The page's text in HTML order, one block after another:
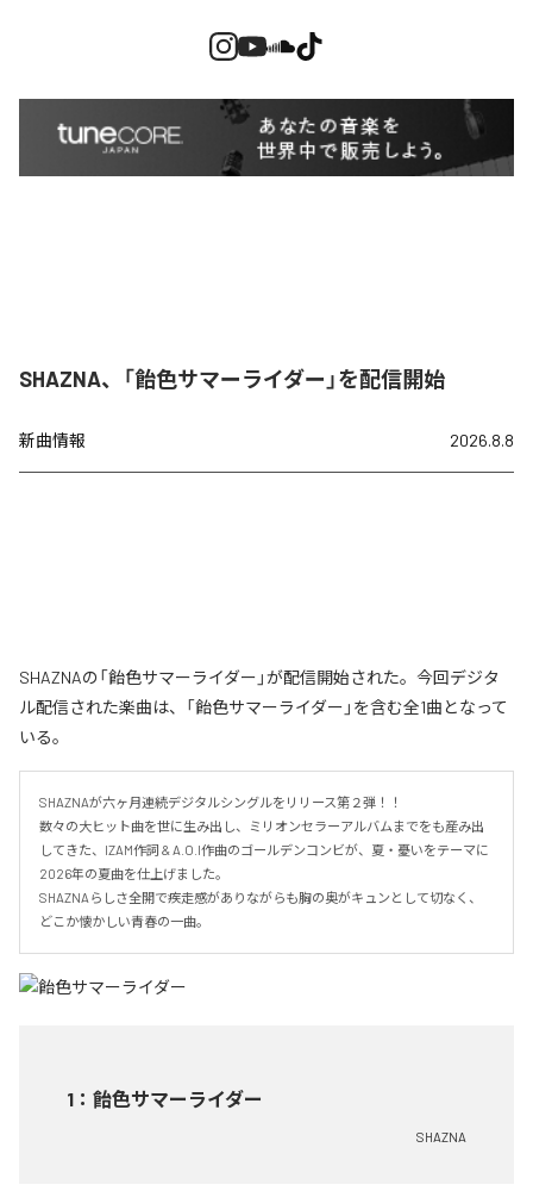
SHAZNA、「飴色サマーライダー」を配信開始
新曲情報 2026.8.8
SHAZNAの「飴色サマーライダー」が配信開始された。今回デジタ
ル配信された楽曲は、「飴色サマーライダー」を含む全1曲となって
いる。
SHAZNAが六ヶ月連続デジタルシングルをリリース第２弾！！
数々の大ヒット曲を世に生み出し、ミリオンセラーアルバムまでをも産み出
してきた、IZAM作詞 & A.O.I作曲のゴールデンコンビが、夏・憂いをテーマに
2026年の夏曲を仕上げました。
SHAZNAらしさ全開で疾走感がありながらも胸の奥がキュンとして切なく、
どこか懐かしい青春の一曲。
1 ： 飴色サマーライダー
SHAZNA